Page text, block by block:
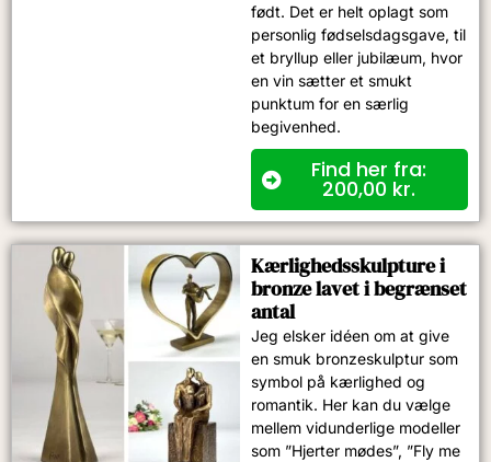
født. Det er helt oplagt som
personlig fødselsdagsgave, til
et bryllup eller jubilæum, hvor
en vin sætter et smukt
punktum for en særlig
begivenhed.
Find her fra:
200,00 kr.
Kærlighedsskulpture i
bronze lavet i begrænset
antal
Jeg elsker idéen om at give
en smuk bronzeskulptur som
symbol på kærlighed og
romantik. Her kan du vælge
mellem vidunderlige modeller
som ”Hjerter mødes”, ”Fly me